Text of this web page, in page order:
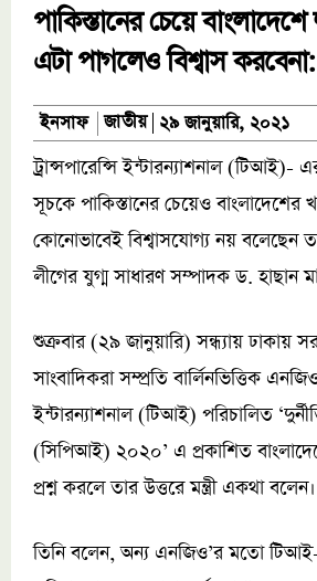
পাকিস্তানের চেয়ে বাংলাদেশে
এটা পাগলেও বিশ্বাস করবেনা:
ইনসাফ জাতীয় ২৯ জানুয়ারি, ২০২১
ট্রান্সপারেন্সি ইন্টারন্যাশনাল (টিআই)-
সূচকে পাকিস্তানের চেয়েও বাংলাদেশের
কোনোভাবেই বিশ্বাসযোগ্য নয় বলেছেন
লীগের যুগ্ম সাধারণ সম্পাদক ড. হাছান
শুক্রবার (২৯ জানুয়ারি) সন্ধ্যায় ঢাকায়
সাংবাদিকরা সম্প্রতি বার্লিনভিত্তিক এনজিও
ইন্টারন্যাশনাল (টিআই) পরিচালিত
(সিপিআই) ২০২০’ এ প্রকাশিত
প্রশ্ন করলে তার উত্তরে মন্ত্রী একথা বলেন।
তিনি বলেন, অন্য এনজিও’র মতো